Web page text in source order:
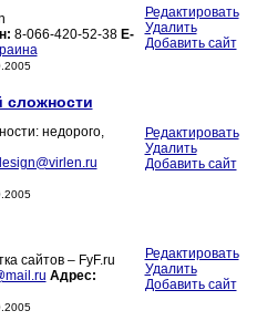
8-066-420-52-38 E-
Редактировать
Удалить
Добавить сайт
сложности
недорого,
Редактировать
Удалить
Добавить сайт
сайтов – FyF.ru
Адрес:
Редактировать
Удалить
Добавить сайт